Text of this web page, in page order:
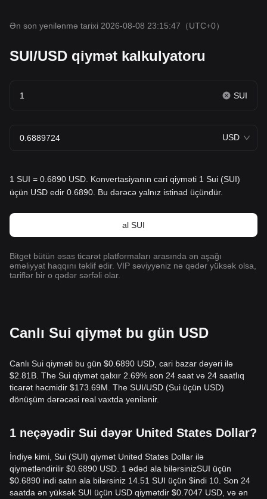
Ən son yenilənmə tarixi 2026-08-08 23:15:47 （UTC+0）
SUI/USD qiymət kalkulyatoru
SUI
USD
1 SUI = 0.6890 USD. Konvertasiyanın cari qiyməti 1 Sui (SUI)
üçün USD edir 0.6890. Bu dərəcə yalnız istinad üçündür.
al SUI
Bitget bütün əsas ticarət platformaları arasında ən aşağı
əməliyyat haqqını təklif edir. VIP səviyyəniz nə qədər yüksək olsa,
tariflər bir o qədər sərfəli olar.
Canlı Sui qiymət bu gün USD
Canlı Sui qiyməti bu gün $0.6890 USD, cari bazar dəyəri ilə
$2.81B. The Sui qiymət qalxır 2.69% son 24 saat və 24 saatlıq
ticarət həcmidir $173.69M. The SUI/USD (Sui üçün USD)
dönüşüm dərəcəsi real vaxtda yenilənir.
1 neçəyədir Sui dəyər United States Dollar?
İndiyə kimi, Sui (SUI) qiymət United States Dollar ilə
qiymətləndirilir $0.6890 USD. 1 ədəd ala bilərsinizSUI üçün
$0.6890 indi satın ala bilərsiniz 14.51 SUI üçün $indi 10. Son 24
saatda ən yüksək SUI üçün USD qiymətdir $0.7047 USD, və ən